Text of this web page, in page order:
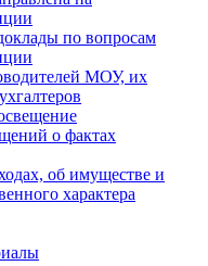
по вопросам
МОУ, их
о фактах
об имуществе и
характера